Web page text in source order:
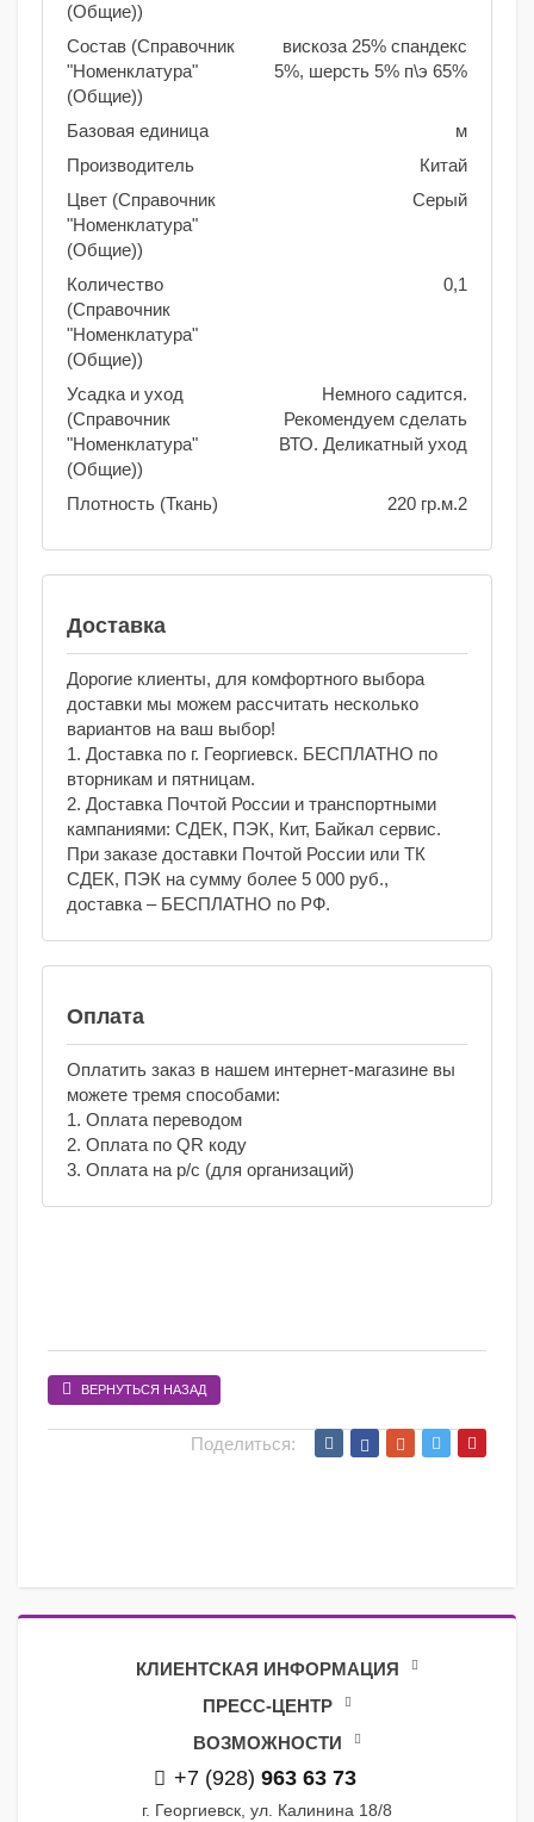
(Общие))
Состав (Справочник
"Номенклатура"
(Общие))
вискоза 25% спандекс
5%, шерсть 5% п\э 65%
Базовая единица
м
Производитель
Китай
Цвет (Справочник
"Номенклатура"
(Общие))
Серый
Количество
(Справочник
"Номенклатура"
(Общие))
0,1
Усадка и уход
(Справочник
"Номенклатура"
(Общие))
Немного садится.
Рекомендуем сделать
ВТО. Деликатный уход
Плотность (Ткань) 220 гр.м.2
Доставка
Дорогие клиенты, для комфортного выбора
доставки мы можем рассчитать несколько
вариантов на ваш выбор!
1. Доставка по г. Георгиевск. БЕСПЛАТНО по
вторникам и пятницам.
2. Доставка Почтой России и транспортными
кампаниями: СДЕК, ПЭК, Кит, Байкал сервис.
При заказе доставки Почтой России или ТК
СДЕК, ПЭК на сумму более 5 000 руб.,
доставка – БЕСПЛАТНО по РФ.
Оплата
Оплатить заказ в нашем интернет-магазине вы
можете тремя способами:
1. Оплата переводом
2. Оплата по QR коду
3. Оплата на р/с (для организаций)
ВЕРНУТЬСЯ НАЗАД
Поделиться:
КЛИЕНТСКАЯ ИНФОРМАЦИЯ
ПРЕСС-ЦЕНТР
ВОЗМОЖНОСТИ
+7 (928) 963 63 73
г. Георгиевск, ул. Калинина 18/8